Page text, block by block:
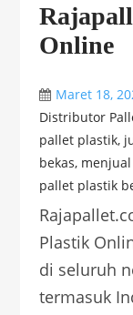
Online
Maret 18,
Distributor
pallet plastik,
bekas,
pallet plastik
Plastik
di seluruh
termasuk